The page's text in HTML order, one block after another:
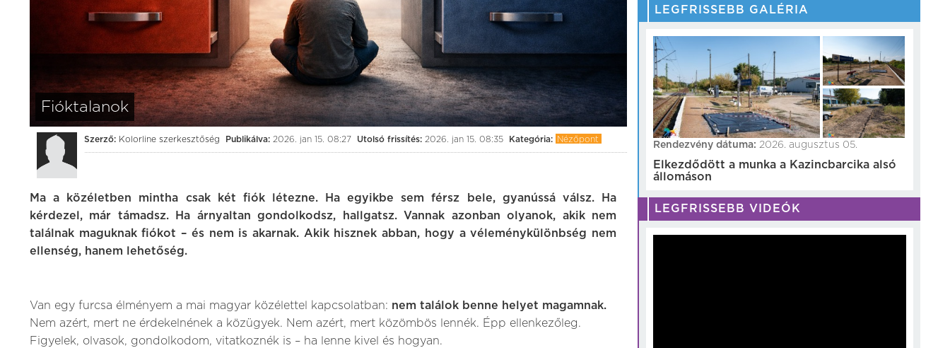
Fióktalanok
Szerző: Kolorline szerkesztőség Publikálva: 2026. jan 15. 08:27 Utolsó frissítés: 2026. jan 15. 08:35 Kategória: Nézőpont
Ma a közéletben mintha csak két fiók létezne. Ha egyikbe sem férsz bele, gyanússá válsz. Ha
kérdezel, már támadsz. Ha árnyaltan gondolkodsz, hallgatsz. Vannak azonban olyanok, akik nem
találnak maguknak fiókot – és nem is akarnak. Akik hisznek abban, hogy a véleménykülönbség nem
ellenség, hanem lehetőség.
Van egy furcsa élményem a mai magyar közélettel kapcsolatban: nem találok benne helyet magamnak.
Nem azért, mert ne érdekelnének a közügyek. Nem azért, mert közömbös lennék. Épp ellenkezőleg.
Figyelek, olvasok, gondolkodom, vitatkoznék is – ha lenne kivel és hogyan.
LEGFRISSEBB GALÉRIA
Rendezvény dátuma: 2026. augusztus 05.
Elkezdődött a munka a Kazincbarcika alsó
állomáson
LEGFRISSEBB VIDEÓK